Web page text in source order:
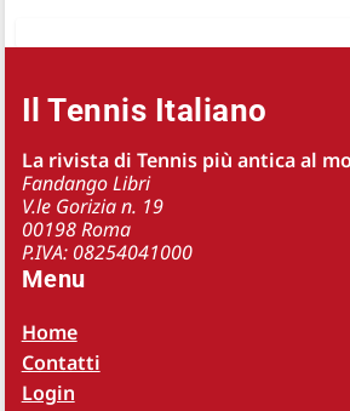
Il Tennis Italiano
La rivista di Tennis più antica al
Fandango Libri
V.le Gorizia n. 19
00198 Roma
P.IVA: 08254041000
Menu
Home
Contatti
Login